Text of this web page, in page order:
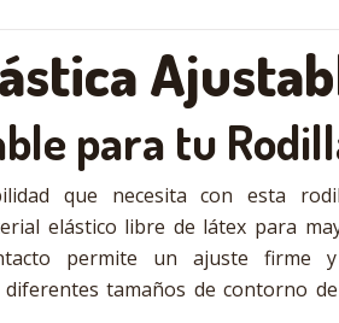
para tu
que necesita con esta
elástico libre de látex para
permite un ajuste firme y
tamaños de contorno